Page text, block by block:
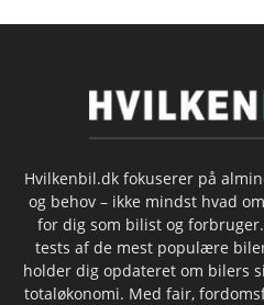
Hvilkenbil.dk fokuserer på
og behov – ikke mindst hvad
for dig som bilist og
tests af de mest populære
holder dig opdateret om bilers
totaløkonomi. Med fair,